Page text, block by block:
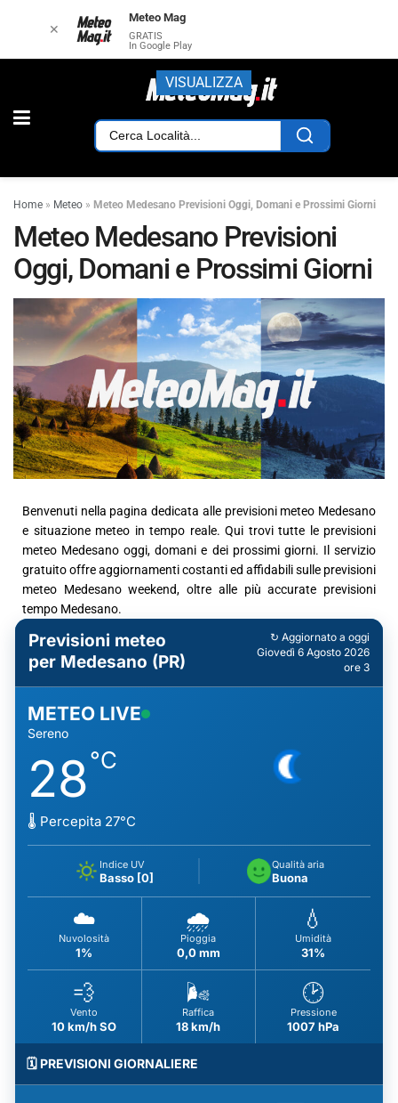
Home » Meteo » Meteo Medesano Previsioni Oggi, Domani e Prossimi Giorni
Meteo Medesano Previsioni
Oggi, Domani e Prossimi Giorni
Benvenuti nella pagina dedicata alle previsioni meteo Medesano
e situazione meteo in tempo reale. Qui trovi tutte le previsioni
meteo Medesano oggi, domani e dei prossimi giorni. Il servizio
gratuito offre aggiornamenti costanti ed affidabili sulle previsioni
meteo Medesano weekend, oltre alle più accurate previsioni
tempo Medesano.
Previsioni meteo
per Medesano (PR)
↻ Aggiornato a oggi
Giovedì 6 Agosto 2026
ore 3
METEO LIVE
Sereno
28°C
🌡️ Percepita 27°C
Indice UV
Basso [0]
Qualità aria
Buona
☁️
Nuvolosità
1%
🌧️
Pioggia
0,0 mm
💧
Umidità
31%
💨
Vento
10 km/h SO
🌬️
Raffica
18 km/h
🕑
Pressione
1007 hPa
🗓️ PREVISIONI GIORNALIERE
✕
Meteo Mag
GRATIS
In Google Play
VISUALIZZA